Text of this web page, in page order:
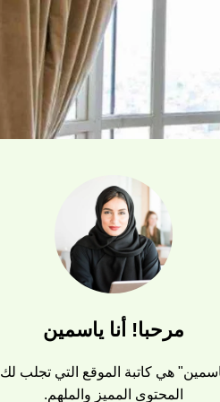
مرحبا! أنا ياسمين
هي كاتبة الموقع التي تجلب لك
المحتوى المميز والملهم.